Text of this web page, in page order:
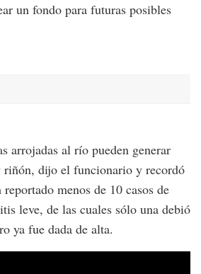
un fondo para futuras posibles
arrojadas al río pueden generar
riñón, dijo el funcionario y recordó
menos de 10 casos de
leve, de las cuales sólo una debió
ya fue dada de alta.